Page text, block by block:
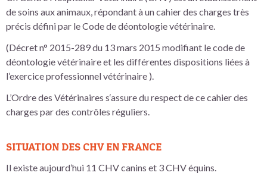
de soins aux animaux, répondant à un cahier des charges très
précis défini par le Code de déontologie vétérinaire.
(Décret n° 2015-289 du 13 mars 2015 modifiant le code de
déontologie vétérinaire et les différentes dispositions liées à
l’exercice professionnel vétérinaire ).
L’Ordre des Vétérinaires s‘assure du respect de ce cahier des
charges par des contrôles réguliers.
SITUATION DES CHV EN FRANCE
Il existe aujourd’hui 11 CHV canins et 3 CHV équins.